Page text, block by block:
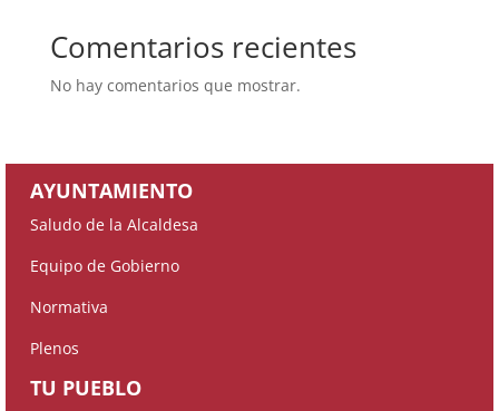
Comentarios recientes
No hay comentarios que mostrar.
AYUNTAMIENTO
Saludo de la Alcaldesa
Equipo de Gobierno
Normativa
Plenos
TU PUEBLO